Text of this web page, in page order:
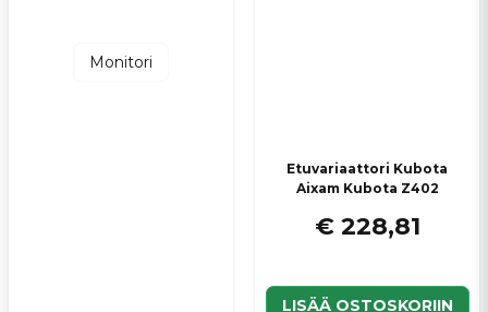
Monitori
Etuvariaattori Kubota
Aixam Kubota Z402
€ 228,81
LISÄÄ OSTOSKORIIN